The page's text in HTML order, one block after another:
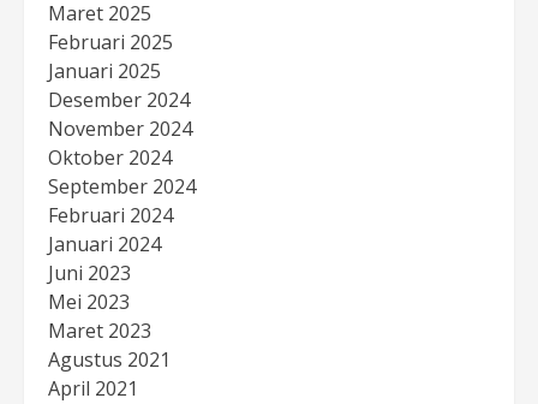
Maret 2025
Februari 2025
Januari 2025
Desember 2024
November 2024
Oktober 2024
September 2024
Februari 2024
Januari 2024
Juni 2023
Mei 2023
Maret 2023
Agustus 2021
April 2021